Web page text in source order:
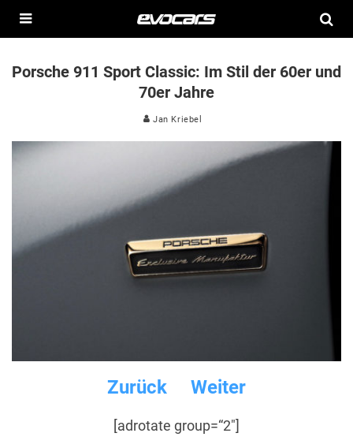
Porsche 911 Sport Classic: Im Stil der 60er und
70er Jahre
Jan Kriebel
Zurück Weiter
[adrotate group=“2″]